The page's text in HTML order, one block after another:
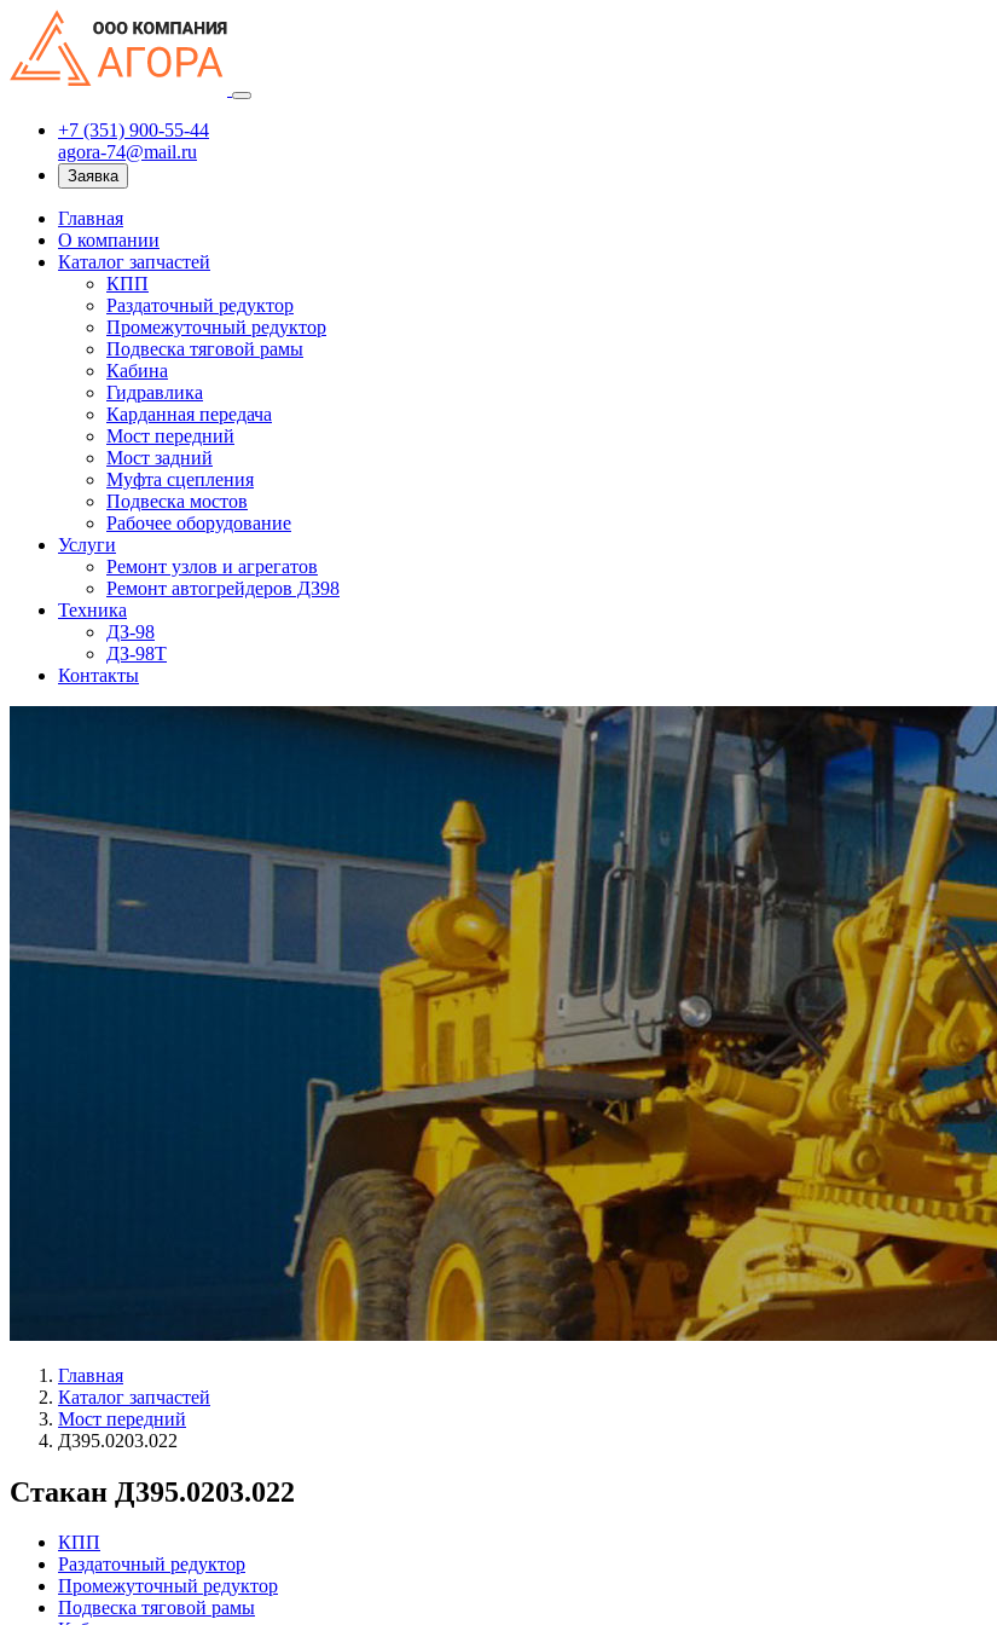
+7 (351) 900-55-44
agora-74@mail.ru
Заявка
Главная
О компании
Каталог запчастей
КПП
Раздаточный редуктор
Промежуточный редуктор
Подвеска тяговой рамы
Кабина
Гидравлика
Карданная передача
Мост передний
Мост задний
Муфта сцепления
Подвеска мостов
Рабочее оборудование
Услуги
Ремонт узлов и агрегатов
Ремонт автогрейдеров ДЗ98
Техника
ДЗ-98
ДЗ-98Т
Контакты
Главная
Каталог запчастей
Мост передний
Д395.0203.022
Стакан Д395.0203.022
КПП
Раздаточный редуктор
Промежуточный редуктор
Подвеска тяговой рамы